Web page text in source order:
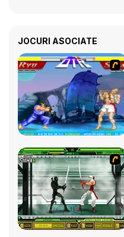
JOCURI ASOCIATE